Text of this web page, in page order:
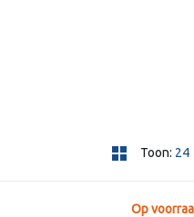
Toon:
Op